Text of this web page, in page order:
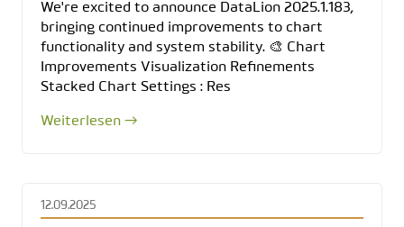
We're excited to announce DataLion 2025.1.183,
bringing continued improvements to chart
functionality and system stability. 🎨 Chart
Improvements Visualization Refinements
Stacked Chart Settings : Res
Weiterlesen →
12.09.2025